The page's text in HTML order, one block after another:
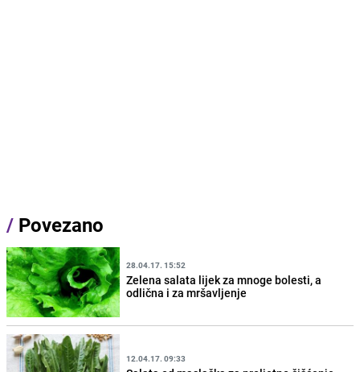
/ Povezano
28.04.17. 15:52
Zelena salata lijek za mnoge bolesti, a
odlična i za mršavljenje
12.04.17. 09:33